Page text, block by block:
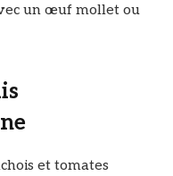
un œuf mollet ou
et tomates